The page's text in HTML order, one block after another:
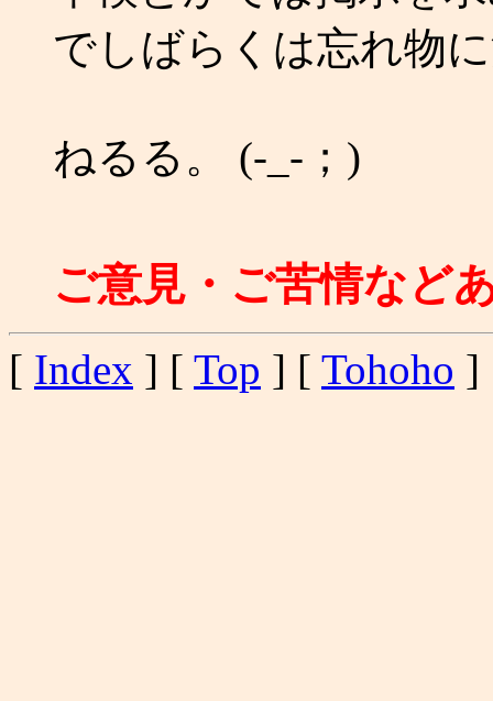
でしばらくは忘れ物
ねるる。 (-_-；)
ご意見・ご苦情など
[ Index ] [ Top ] [ Tohoho ]